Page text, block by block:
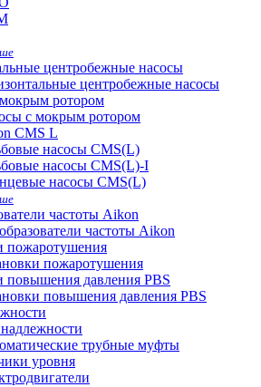
центробежные насосы
центробежные насосы
ротором
с мокрым ротором
CMS L
насосы CMS(L)
насосы CMS(L)-I
насосы CMS(L)
частоты Aikon
частоты Aikon
пожаротушения
пожаротушения
повышения давления PBS
повышения давления PBS
трубные муфты
уровня